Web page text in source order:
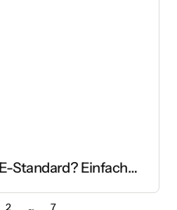
Standard? Einfach
2 ... 7